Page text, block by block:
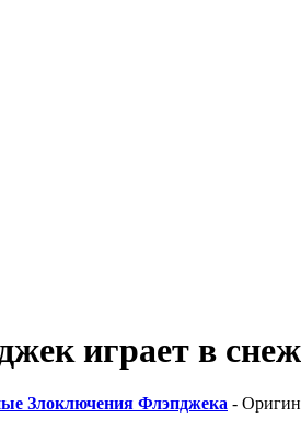
играет в
Злоключения Флэпджека -